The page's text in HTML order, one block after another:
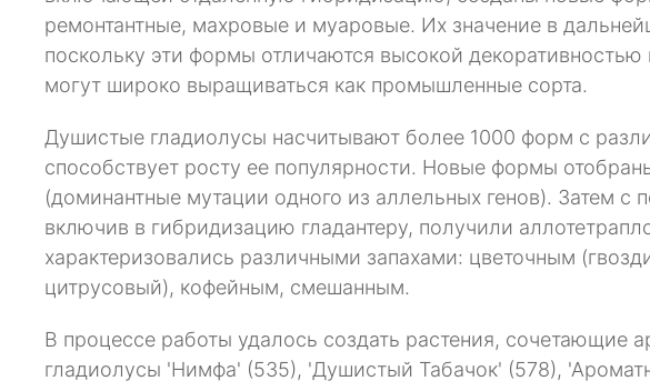
ремонтантные, махровые и муаровые. Их значение в
поскольку эти формы отличаются высокой
могут широко выращиваться как промышленные сорта.
Душистые гладиолусы насчитывают более 1000 форм с
способствует росту ее популярности. Новые формы
(доминантные мутации одного из аллельных генов). Затем
включив в гибридизацию гладантеру, получили
характеризовались различными запахами: цветочным
цитрусовый), кофейным, смешанным.
В процессе работы удалось создать растения, сочетающие
гладиолусы 'Нимфа' (535), 'Душистый Табачок' (578),